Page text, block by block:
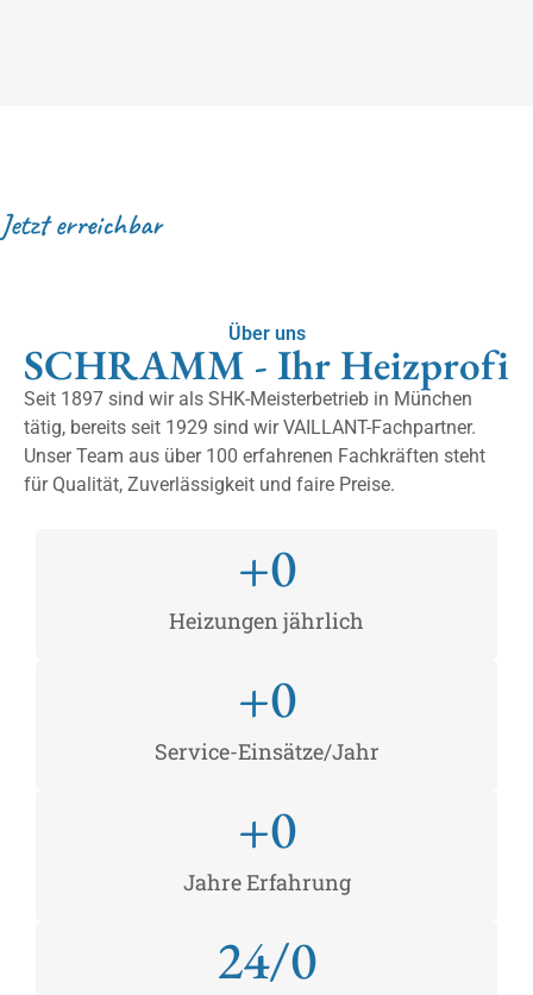
Jetzt erreichbar
Über uns
SCHRAMM - Ihr Heizprofi
Seit 1897 sind wir als SHK-Meisterbetrieb in München
tätig, bereits seit 1929 sind wir VAILLANT-Fachpartner.
Unser Team aus über 100 erfahrenen Fachkräften steht
für Qualität, Zuverlässigkeit und faire Preise.
Heizungen jährlich
+0
Service-Einsätze/Jahr
+0
Jahre Erfahrung
+0
24/0